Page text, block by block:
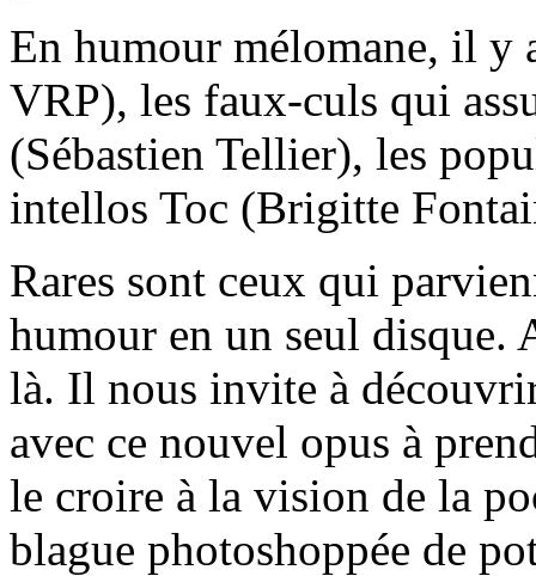
En humour mélomane, il y
VRP), les faux-culs qui
(Sébastien Tellier), les
intellos Toc (Brigitte
Rares sont ceux qui
humour en un seul disque.
là. Il nous invite à
avec ce nouvel opus à
le croire à la vision de la
blague photoshoppée de